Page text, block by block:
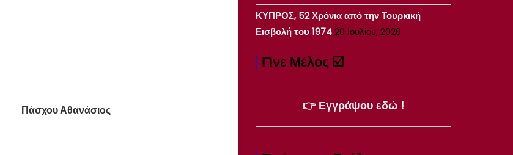
Πάσχου Αθανάσιος
ΚΥΠΡΟΣ, 52 Χρόνια από την Τουρκική
Εισβολή του 197420 Ιουλίου, 2026
Γίνε Μέλος ☑️
👉 Εγγράψου εδώ !